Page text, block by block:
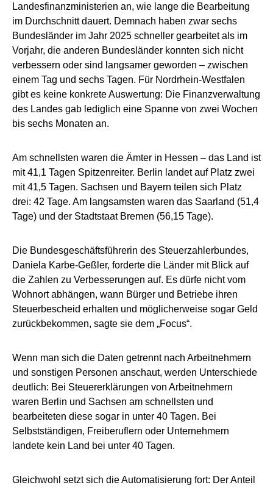
Landesfinanzministerien an, wie lange die Bearbeitung
im Durchschnitt dauert. Demnach haben zwar sechs
Bundesländer im Jahr 2025 schneller gearbeitet als im
Vorjahr, die anderen Bundesländer konnten sich nicht
verbessern oder sind langsamer geworden – zwischen
einem Tag und sechs Tagen. Für Nordrhein-Westfalen
gibt es keine konkrete Auswertung: Die Finanzverwaltung
des Landes gab lediglich eine Spanne von zwei Wochen
bis sechs Monaten an.
Am schnellsten waren die Ämter in Hessen – das Land ist
mit 41,1 Tagen Spitzenreiter. Berlin landet auf Platz zwei
mit 41,5 Tagen. Sachsen und Bayern teilen sich Platz
drei: 42 Tage. Am langsamsten waren das Saarland (51,4
Tage) und der Stadtstaat Bremen (56,15 Tage).
Die Bundesgeschäftsführerin des Steuerzahlerbundes,
Daniela Karbe-Geßler, forderte die Länder mit Blick auf
die Zahlen zu Verbesserungen auf. Es dürfe nicht vom
Wohnort abhängen, wann Bürger und Betriebe ihren
Steuerbescheid erhalten und möglicherweise sogar Geld
zurückbekommen, sagte sie dem „Focus“.
Wenn man sich die Daten getrennt nach Arbeitnehmern
und sonstigen Personen anschaut, werden Unterschiede
deutlich: Bei Steuererklärungen von Arbeitnehmern
waren Berlin und Sachsen am schnellsten und
bearbeiteten diese sogar in unter 40 Tagen. Bei
Selbstständigen, Freiberuflern oder Unternehmern
landete kein Land bei unter 40 Tagen.
Gleichwohl setzt sich die Automatisierung fort: Der Anteil